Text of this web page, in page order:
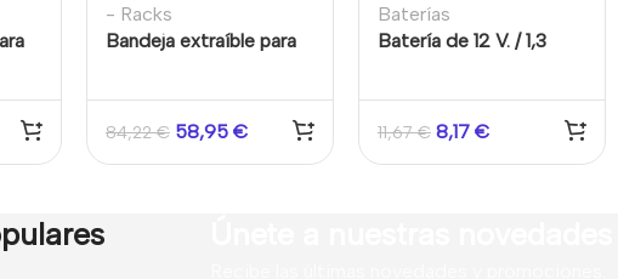
- Racks
Bandeja extraíble para
84,22€ 58,95 €
Baterías
Batería de 12 V. / 1,3
11,67€ 8,17 €